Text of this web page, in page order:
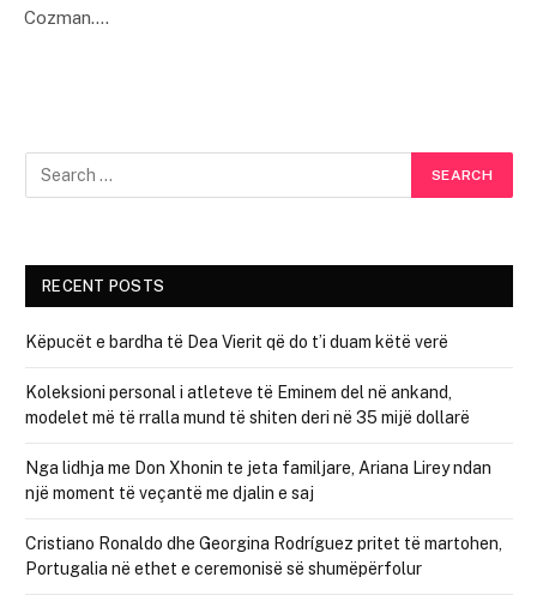
Cozman.…
RECENT POSTS
Këpucët e bardha të Dea Vierit që do t’i duam këtë verë
Koleksioni personal i atleteve të Eminem del në ankand,
modelet më të rralla mund të shiten deri në 35 mijë dollarë
Nga lidhja me Don Xhonin te jeta familjare, Ariana Lirey ndan
një moment të veçantë me djalin e saj
Cristiano Ronaldo dhe Georgina Rodríguez pritet të martohen,
Portugalia në ethet e ceremonisë së shumëpërfolur